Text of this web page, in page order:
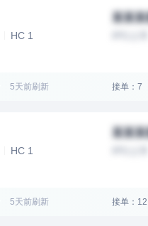
HC 1
某某
5天前刷新 接单：7
HC 1
某某
5天前刷新 接单：12